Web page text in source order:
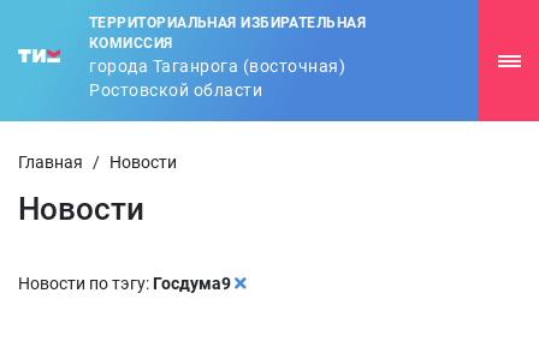
ТЕРРИТОРИАЛЬНАЯ ИЗБИРАТЕЛЬНАЯ
КОМИССИЯ
города Таганрога (восточная)
Ростовской области
Главная / Новости
Новости
Новости по тэгу: Госдума9